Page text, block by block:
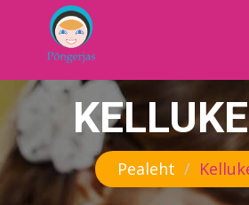
Pealeht